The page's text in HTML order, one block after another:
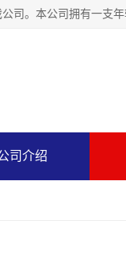
司介绍